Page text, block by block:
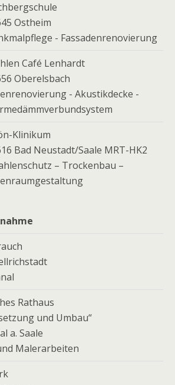
Ostheim
- Fassadenrenovierung
Café Lenhardt
Oberelsbach
- Akustikdecke -
Klinikum
Bad Neustadt/Saale MRT-HK2
– Trockenbau –
Rathaus
und Umbau“
a. Saale
Malerarbeiten